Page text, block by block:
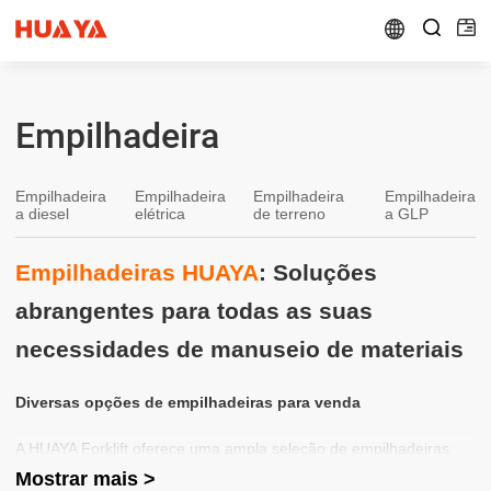
 
Empilhadeira
Empilhadeira
a diesel
Empilhadeira
elétrica
Empilhadeira
de terreno
Empilhadeira
a GLP
Empilhadeiras HUAYA: Soluções
abrangentes para todas as suas
necessidades de manuseio de materiais
Diversas opções de empilhadeiras para venda
A HUAYA Forklift oferece uma ampla seleção de empilhadeiras
para venda, adaptadas para atender às diversas necessidades de
Mostrar mais >